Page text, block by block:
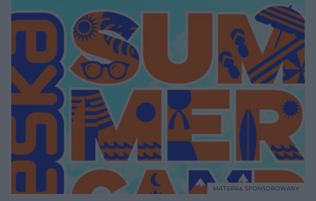
MATERIAŁ SPONSOROWANY